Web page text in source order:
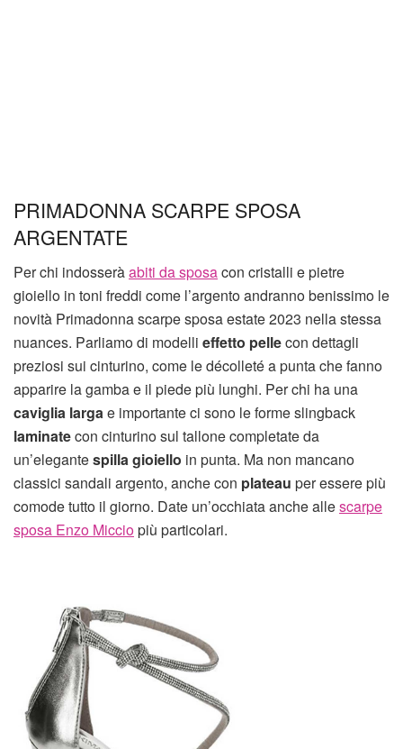
PRIMADONNA SCARPE SPOSA
ARGENTATE
Per chi indosseràabiti da sposacon cristalli e pietre
gioiello in toni freddi come l’argento andranno benissimo le
novità Primadonna scarpe sposa estate 2023 nella stessa
nuances. Parliamo di modelli effetto pellecon dettagli
preziosi sui cinturino, come le décolleté a punta che fanno
apparire la gamba e il piede più lunghi. Per chi ha una
caviglia largae importante ci sono le forme slingback
laminatecon cinturino sul tallone completate da
un’elegantespilla gioiello in punta. Ma non mancano
classici sandali argento, anche con plateau per essere più
comode tutto il giorno. Date un’occhiata anche allescarpe
sposa Enzo Micciopiù particolari.